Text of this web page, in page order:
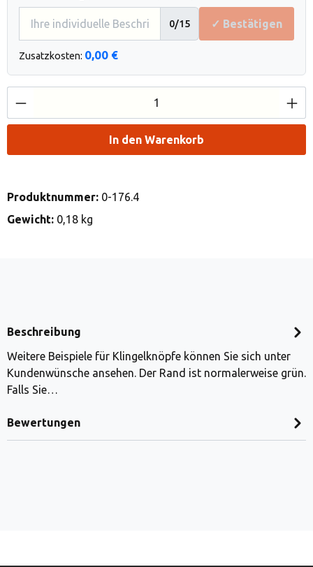
0/15 ✓ Bestätigen
Zusatzkosten: 0,00 €
Produkt Anzahl: Gib den gewünschten
In den Warenkorb
Produktnummer: 0-176.4
Gewicht: 0,18 kg
Beschreibung
Weitere Beispiele für Klingelknöpfe können Sie sich unter
Kundenwünsche ansehen. Der Rand ist normalerweise grün.
Falls Sie…
Bewertungen